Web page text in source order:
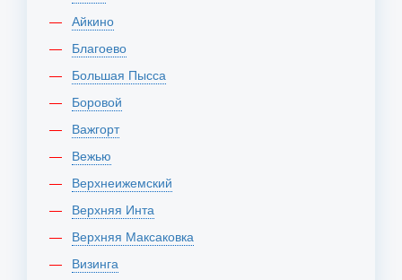
Айкино
Благоево
Большая Пысса
Боровой
Важгорт
Вежью
Верхнеижемский
Верхняя Инта
Верхняя Максаковка
Визинга